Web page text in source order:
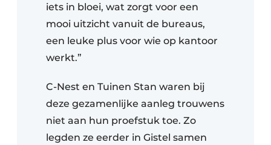
iets in bloei, wat zorgt voor een
mooi uitzicht vanuit de bureaus,
een leuke plus voor wie op kantoor
werkt.”
C-Nest en Tuinen Stan waren bij
deze gezamenlijke aanleg trouwens
niet aan hun proefstuk toe. Zo
legden ze eerder in Gistel samen